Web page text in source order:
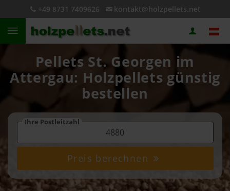
+49 8731 7409626 kontakt@holzpellets.net
Pellets St. Georgen im
Attergau: Holzpellets günstig
bestellen
Ihre Postleitzahl
Preis berechnen